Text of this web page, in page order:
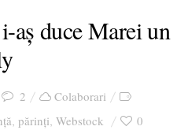
aș duce Marei un
2
Colaborari
, părinți, Webstock 0